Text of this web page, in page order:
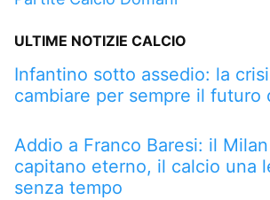
ULTIME NOTIZIE CALCIO
Infantino sotto assedio: la
cambiare per sempre il futuro
Addio a Franco Baresi: il
capitano eterno, il calcio una
senza tempo